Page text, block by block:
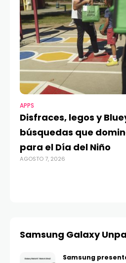
APPS
Disfraces, legos y
búsquedas que
para el Día del Niño
AGOSTO 7, 2026
Samsung Galaxy
Samsung